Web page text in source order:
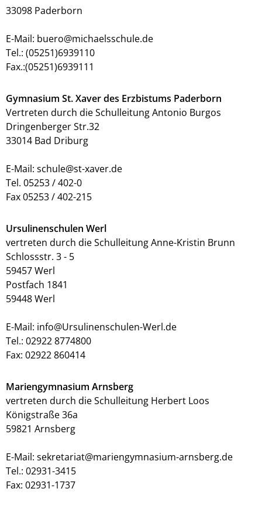
33098 Paderborn
E-Mail: buero@michaelsschule.de
Tel.: (05251)6939110
Fax.:(05251)6939111
Gymnasium St. Xaver des Erzbistums Paderborn
Vertreten durch die Schulleitung Antonio Burgos
Dringenberger Str.32
33014 Bad Driburg
E-Mail: schule@st-xaver.de
Tel. 05253 / 402-0
Fax 05253 / 402-215
Ursulinenschulen Werl
vertreten durch die Schulleitung Anne-Kristin Brunn
Schlossstr. 3 - 5
59457 Werl
Postfach 1841
59448 Werl
E-Mail: info@Ursulinenschulen-Werl.de
Tel.: 02922 8774800
Fax: 02922 860414
Mariengymnasium Arnsberg
vertreten durch die Schulleitung Herbert Loos
Königstraße 36a
59821 Arnsberg
E-Mail: sekretariat@mariengymnasium-arnsberg.de
Tel.: 02931-3415
Fax: 02931-1737